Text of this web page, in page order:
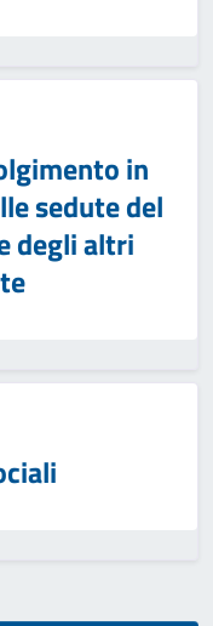
in
sedute del
degli altri